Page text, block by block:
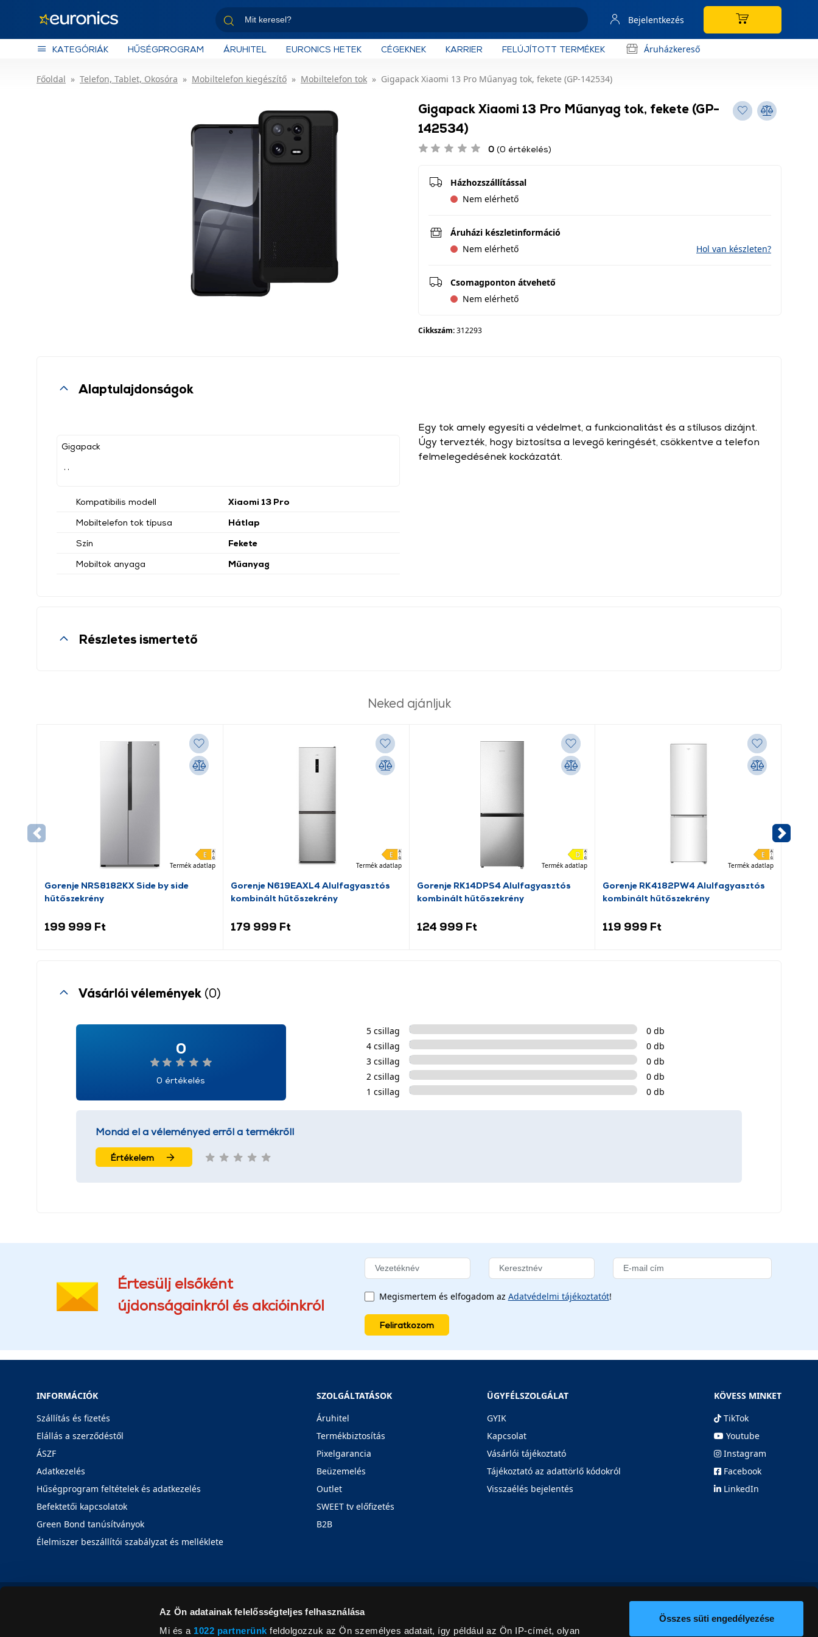
Az Ön adatainak felelősségteljes felhasználása
Mi és a 1022 partnerünk feldolgozzuk az Ön személyes adatait, így például az Ön IP-címét, olyan
Összes süti engedélyezése
Bejelentkezés
KATEGÓRIÁK HŰSÉGPROGRAM ÁRUHITEL EURONICS HETEK CÉGEKNEK KARRIER FELÚJÍTOTT TERMÉKEK Áruházkereső
Főoldal Telefon, Tablet, Okosóra Mobiltelefon kiegészítő Mobiltelefon tok Gigapack Xiaomi 13 Pro Műanyag tok, fekete (GP-142534)
Gigapack Xiaomi 13 Pro Műanyag tok, fekete (GP-
142534)
0 (0 értékelés)
Házhozszállítással
Nem elérhető
Áruházi készletinformáció
Nem elérhető
Hol van készleten?
Csomagponton átvehető
Nem elérhető
Cikkszám:312293
Alaptulajdonságok
Gigapack
Kompatibilis modell
Xiaomi 13 Pro
Mobiltelefon tok típusa
Hátlap
Szín
Fekete
Mobiltok anyaga
Műanyag
Egy tok amely egyesíti a védelmet, a funkcionalitást és a stílusos dizájnt.
Úgy tervezték, hogy biztosítsa a levegő keringését, csökkentve a telefon
felmelegedésének kockázatát.
Részletes ismertető
Neked ajánljuk
Termék adatlap
Gorenje NRS8182KX Side by side
hűtőszekrény
199 999 Ft
Termék adatlap
Gorenje N619EAXL4 Alulfagyasztós
kombinált hűtőszekrény
179 999 Ft
Termék adatlap
Gorenje RK14DPS4 Alulfagyasztós
kombinált hűtőszekrény
124 999 Ft
Termék adatlap
Gorenje RK4182PW4 Alulfagyasztós
kombinált hűtőszekrény
119 999 Ft
Vásárlói vélemények (0)
0
0 értékelés
5 csillag
0 db
4 csillag
0 db
3 csillag
0 db
2 csillag
0 db
1 csillag
0 db
Mondd el a véleményed erről a termékről!
Értékelem
Értesülj elsőként
újdonságainkról és akcióinkról
Megismertem és elfogadom az Adatvédelmi tájékoztatót!
Feliratkozom
INFORMÁCIÓK
Szállítás és fizetés
Elállás a szerződéstől
ÁSZF
Adatkezelés
Hűségprogram feltételek és adatkezelés
Befektetői kapcsolatok
Green Bond tanúsítványok
Élelmiszer beszállítói szabályzat és melléklete
SZOLGÁLTATÁSOK
Áruhitel
Termékbiztosítás
Pixelgarancia
Beüzemelés
Outlet
SWEET tv előfizetés
B2B
ÜGYFÉLSZOLGÁLAT
GYIK
Kapcsolat
Vásárlói tájékoztató
Tájékoztató az adattörlő kódokról
Visszaélés bejelentés
KÖVESS MINKET
TikTok
Youtube
Instagram
Facebook
LinkedIn